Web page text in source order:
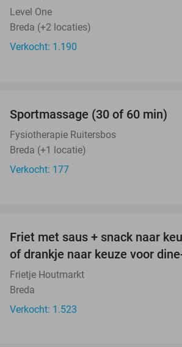
Level One
Breda (+2 locaties)
Verkocht: 1.190
Sportmassage (30 of 60 min)
Fysiotherapie Ruitersbos
Breda (+1 locatie)
Verkocht: 177
Friet met saus + snack naar
of drankje naar keuze voor
Frietje Houtmarkt
Breda
Verkocht: 1.523